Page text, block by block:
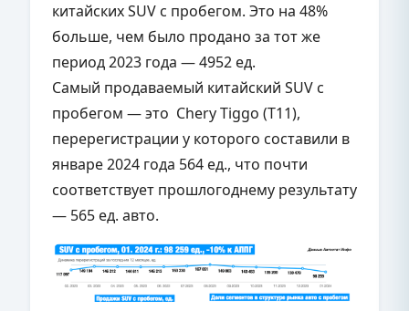
китайских SUV с пробегом. Это на 48%
больше, чем было продано за тот же
период 2023 года — 4952 ед.
Самый продаваемый китайский SUV с
пробегом — это Chery Tiggo (T11),
перерегистрации у которого составили в
январе 2024 года 564 ед., что почти
соответствует прошлогоднему результату
— 565 ед. авто.